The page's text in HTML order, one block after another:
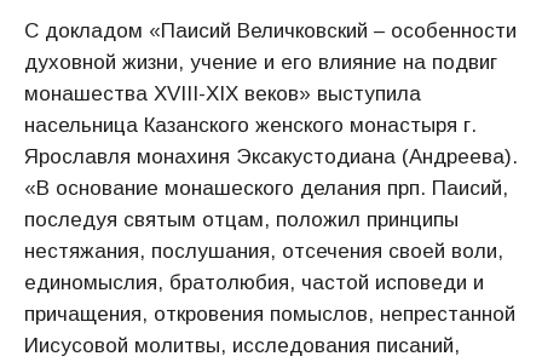
С докладом «Паисий Величковский – особенности
духовной жизни, учение и его влияние на подвиг
монашества XVIII-XIX веков» выступила
насельница Казанского женского монастыря г.
Ярославля монахиня Эксакустодиана (Андреева).
«В основание монашеского делания прп. Паисий,
последуя святым отцам, положил принципы
нестяжания, послушания, отсечения своей воли,
единомыслия, братолюбия, частой исповеди и
причащения, откровения помыслов, непрестанной
Иисусовой молитвы, исследования писаний,